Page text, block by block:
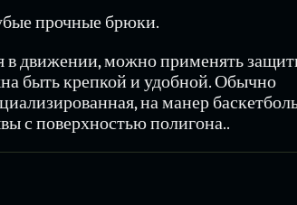
прочные брюки.
в движении, можно применять
быть крепкой и удобной. Обычно
на манер
с поверхностью полигона..